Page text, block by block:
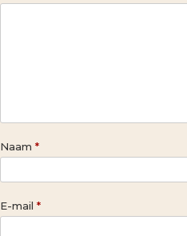
Naam *
E-mail *